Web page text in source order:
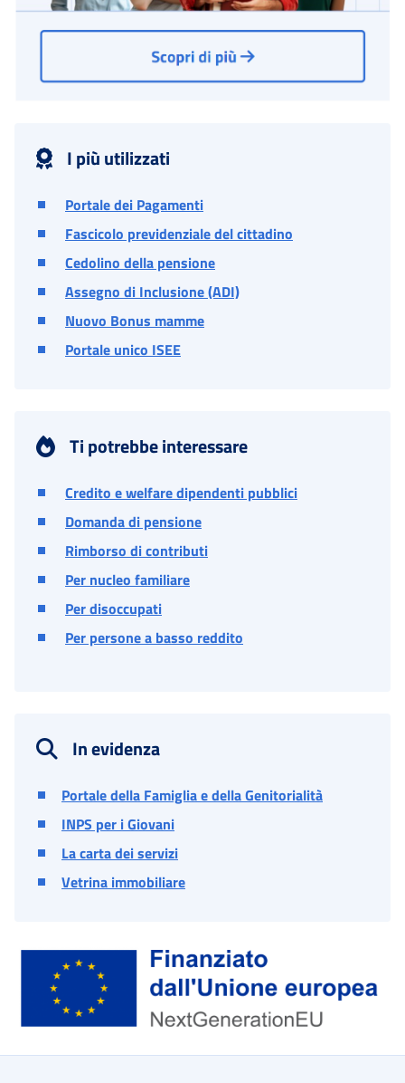
I più utilizzati
Portale dei Pagamenti
Fascicolo previdenziale del cittadino
Cedolino della pensione
Assegno di Inclusione (ADI)
Nuovo Bonus mamme
Portale unico ISEE
Ti potrebbe interessare
Credito e welfare dipendenti pubblici
Domanda di pensione
Rimborso di contributi
Per nucleo familiare
Per disoccupati
Per persone a basso reddito
In evidenza
Portale della Famiglia e della Genitorialità
INPS per i Giovani
La carta dei servizi
Vetrina immobiliare